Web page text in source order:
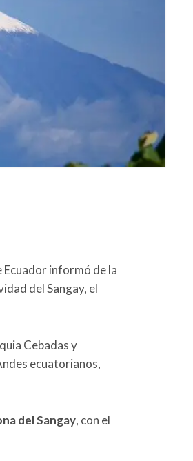
Ecuador informó de la
del Sangay, el
Cebadas y
ecuatorianos,
del Sangay, con el